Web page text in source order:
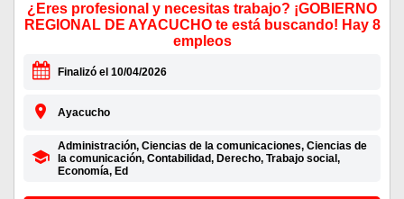
¿Eres profesional y necesitas trabajo? ¡GOBIERNO
REGIONAL DE AYACUCHO te está buscando! Hay 8
empleos
Finalizó el 10/04/2026
Ayacucho
Administración, Ciencias de la comunicaciones, Ciencias de
la comunicación, Contabilidad, Derecho, Trabajo social,
Economía, Ed